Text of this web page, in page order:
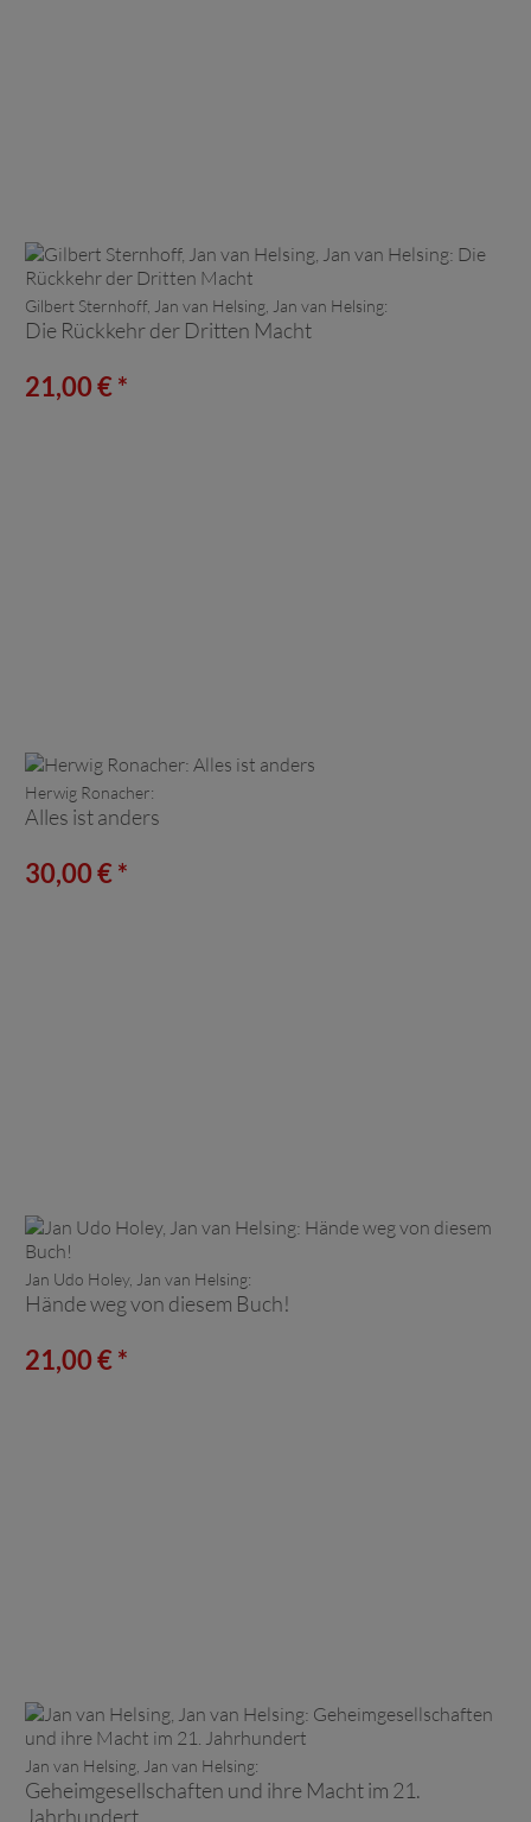
Gilbert Sternhoff, Jan van Helsing, Jan van Helsing:
Die Rückkehr der Dritten Macht
21,00 € *
Herwig Ronacher:
Alles ist anders
30,00 € *
Jan Udo Holey, Jan van Helsing:
Hände weg von diesem Buch!
21,00 € *
Jan van Helsing, Jan van Helsing:
Geheimgesellschaften und ihre Macht im 21.
Jahrhundert